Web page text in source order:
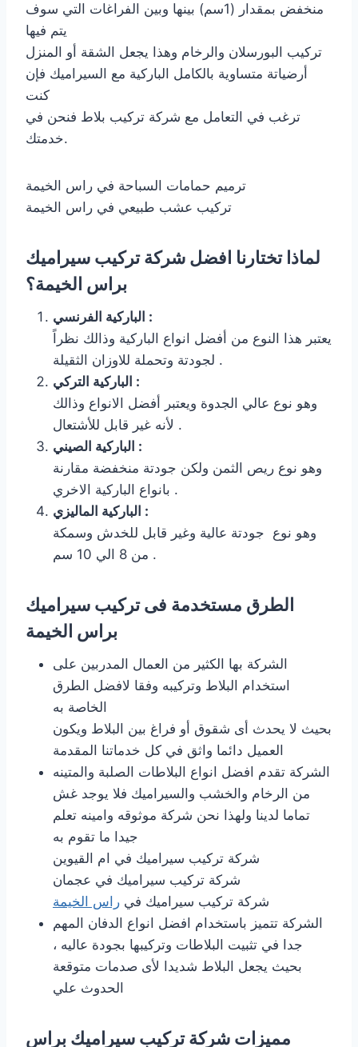
منخفض بمقدار (1سم) بينها وبين الفراغات التي سوف
يتم فيها
تركيب البورسلان والرخام وهذا يجعل الشقة أو المنزل
أرضياتة متساوية بالكامل الباركية مع السيراميك فإن
كنت
ترغب في التعامل مع شركة تركيب بلاط فنحن في
خدمتك.
ترميم حمامات السباحة في راس الخيمة
تركيب عشب طبيعي في راس الخيمة
لماذا تختارنا افضل شركة تركيب سيراميك
براس الخيمة؟
الباركية الفرنسي :
يعتبر هذا النوع من أفضل انواع الباركية وذالك نظراً
لجودتة وتحملة للاوزان الثقيلة .
الباركية التركي :
وهو نوع عالي الجدوة ويعتبر أفضل الانواع وذالك
لأنه غير قابل للأشتعال .
الباركية الصيني :
وهو نوع ريص الثمن ولكن جودتة منخفضة مقارنة
بانواع الباركية الاخري .
الباركية الماليزي :
وهو نوع جودتة عالية وغير قابل للخدش وسمكة
من 8 الي 10 سم .
الطرق مستخدمة فى تركيب سيراميك
براس الخيمة
الشركة بها الكثير من العمال المدربين على
استخدام البلاط وتركيبه وفقا لافضل الطرق
الخاصة به
بحيث لا يحدث أى شقوق أو فراغ بين البلاط ويكون
العميل دائما واثق في كل خدماتنا المقدمة
الشركة تقدم افضل انواع البلاطات الصلبة والمتينه
من الرخام والخشب والسيراميك فلا يوجد غش
تماما لدينا ولهذا نحن شركة موثوقه وامينه تعلم
جيدا ما تقوم به
شركة تركيب سيراميك في ام القيوين
شركة تركيب سيراميك في عجمان
شركة تركيب سيراميك في راس الخيمة
الشركة تتميز باستخدام افضل انواع الدفان المهم
جدا في تثبيت البلاطات وتركيبها بجودة عاليه ،
بحيث يجعل البلاط شديدا لأى صدمات متوقعة
الحدوث علي
مميزات شركة تركيب سيراميك براس